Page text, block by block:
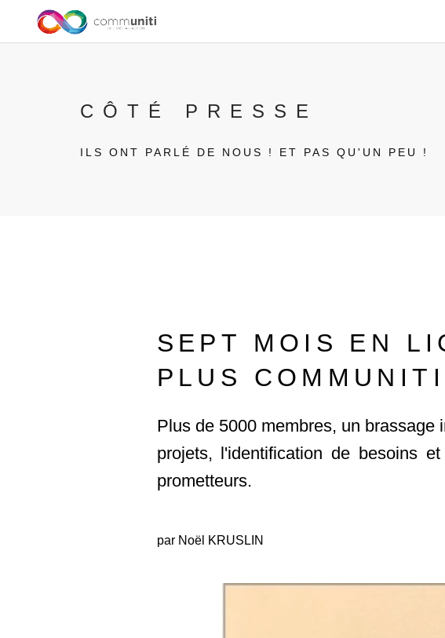
CÔTÉ PRESSE
ILS ONT PARLÉ DE NOUS ! ET PAS QU'UN PEU !
SEPT MOIS EN
PLUS
Plus de 5000 membres, un
projets, l'identification de besoins
prometteurs.
par Noël KRUSLIN